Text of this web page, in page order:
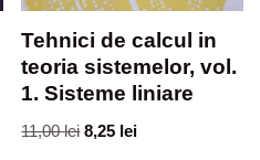
Tehnici de calcul in
teoria sistemelor, vol.
1. Sisteme liniare
11,00lei 8,25 lei